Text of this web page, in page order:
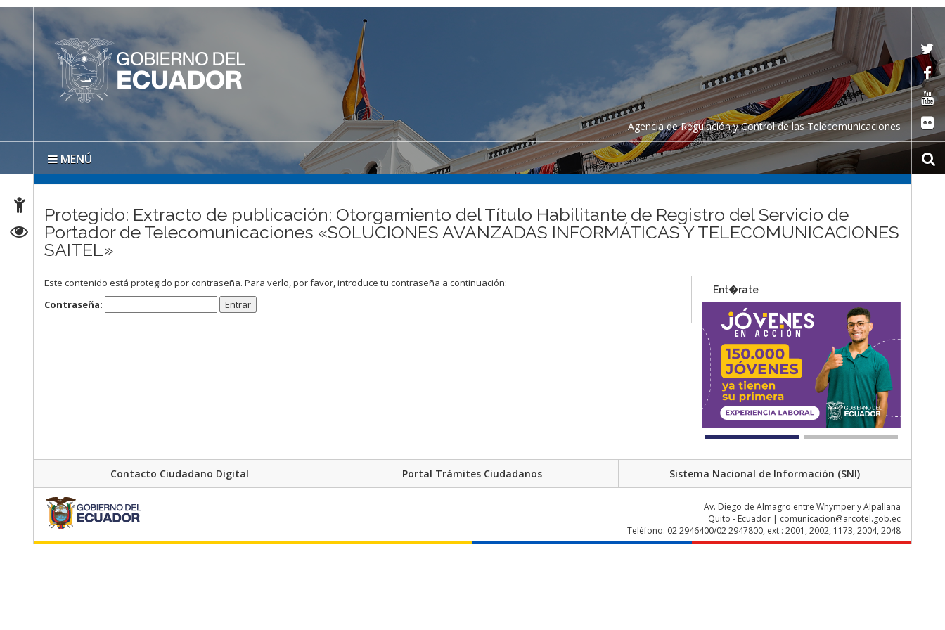
Agencia de Regulación y Control de las Telecomunicaciones
MENÚ
Protegido: Extracto de publicación: Otorgamiento del Título Habilitante de Registro del Servicio de
Portador de Telecomunicaciones «SOLUCIONES AVANZADAS INFORMÁTICAS Y TELECOMUNICACIONES
SAITEL»
Este contenido está protegido por contraseña. Para verlo, por favor, introduce tu contraseña a continuación:
Contraseña:
Ent�rate
Contacto Ciudadano Digital Portal Trámites Ciudadanos Sistema Nacional de Información (SNI)
Av. Diego de Almagro entre Whymper y Alpallana
Quito - Ecuador | comunicacion@arcotel.gob.ec
Teléfono: 02 2946400/02 2947800, ext.: 2001, 2002, 1173, 2004, 2048